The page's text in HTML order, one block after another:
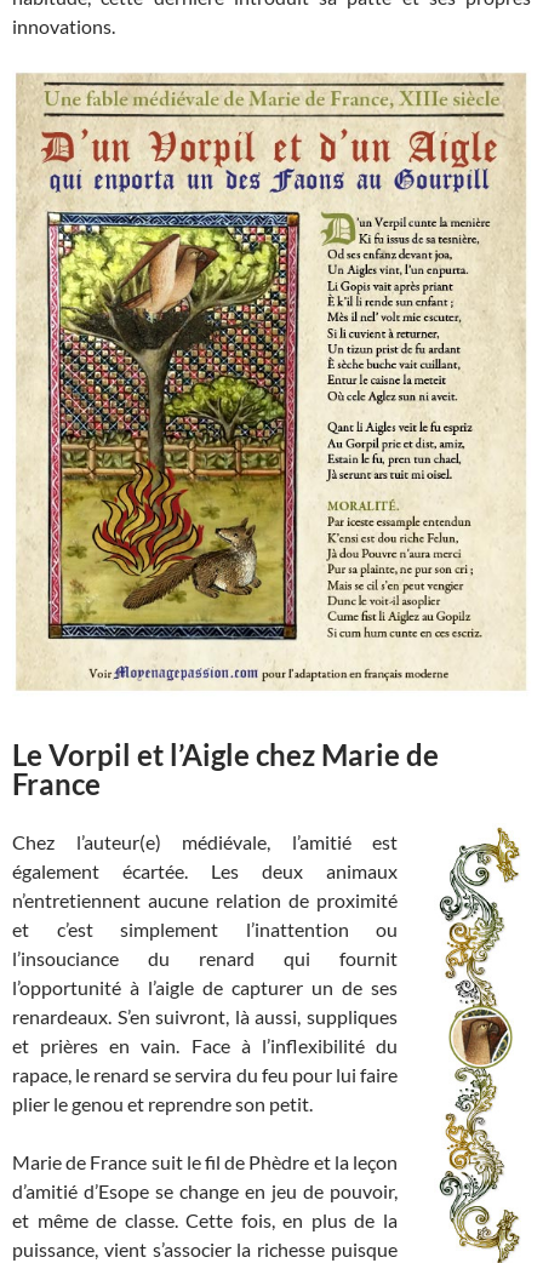
innovations.
Le Vorpil et l’Aigle chez Marie de
France
Chez l’auteur(e) médiévale, l’amitié est
également écartée. Les deux animaux
n’entretiennent aucune relation de proximité
et c’est simplement l’inattention ou
l’insouciance du renard qui fournit
l’opportunité à l’aigle de capturer un de ses
renardeaux. S’en suivront, là aussi, suppliques
et prières en vain. Face à l’inflexibilité du
rapace, le renard se servira du feu pour lui faire
plier le genou et reprendre son petit.
Marie de France suit le fil de Phèdre et la leçon
d’amitié d’Esope se change en jeu de pouvoir,
et même de classe. Cette fois, en plus de la
puissance, vient s’associer la richesse puisque